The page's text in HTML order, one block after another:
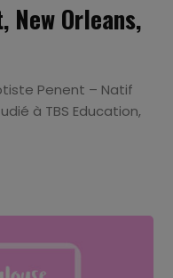
New Orleans,
Penent – Natif
à TBS Education,